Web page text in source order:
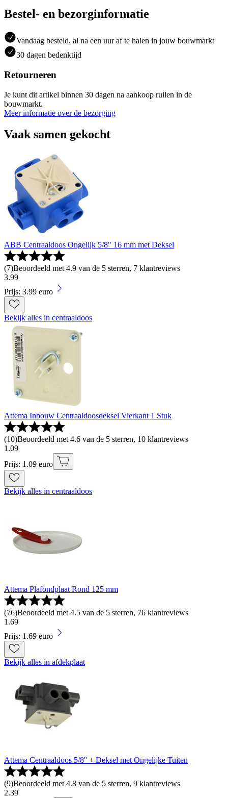
Bestel- en bezorginformatie
Vandaag besteld, al na een uur af te halen in jouw bouwmarkt
30 dagen bedenktijd
Retourneren
Je kunt dit artikel binnen 30 dagen na aankoop ruilen in de
bouwmarkt.
Meer informatie over de bezorging
Vaak samen gekocht
ABB Centraaldoos Ongelijk 5/8" 16 mm met Deksel
(7)Beoordeeld met 4.9 van de 5 sterren, 7 klantreviews
3.99
Prijs: 3.99 euro
Bekijk alles in centraaldoos
Attema Inbouw Centraaldoosdeksel Vierkant 1 Stuk
(10)Beoordeeld met 4.6 van de 5 sterren, 10 klantreviews
1 .09
Prijs: 1.09 euro
Bekijk alles in centraaldoos
Attema Plafondplaat Rond 125 mm
(76)Beoordeeld met 4.5 van de 5 sterren, 76 klantreviews
1 .69
Prijs: 1.69 euro
Bekijk alles in afdekplaat
Attema Centraaldoos 5/8'' + Deksel met Ongelijke Tuiten
(9)Beoordeeld met 4.8 van de 5 sterren, 9 klantreviews
2.39